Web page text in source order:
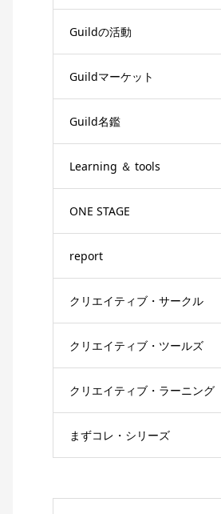
Guildの活動
Guildマーケット
Guild名鑑
Learning ＆ tools
ONE STAGE
report
クリエイティブ・サークル
クリエイティブ・ツールズ
クリエイティブ・ラーニング
まずコレ・シリーズ